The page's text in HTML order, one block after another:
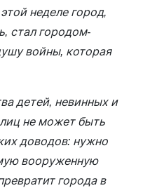
неделе город,
стал городом-
войны, которая
детей, невинных и
не может быть
доводов: нужно
вооруженную
города в